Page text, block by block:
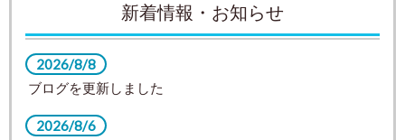
新着情報・お知らせ
2026/8/8
ブログを更新しました
2026/8/6